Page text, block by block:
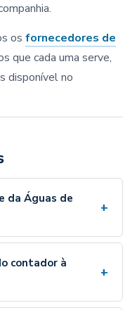
os fornecedores de
que cada uma serve,
disponível no
da Águas de
+
contador à
+